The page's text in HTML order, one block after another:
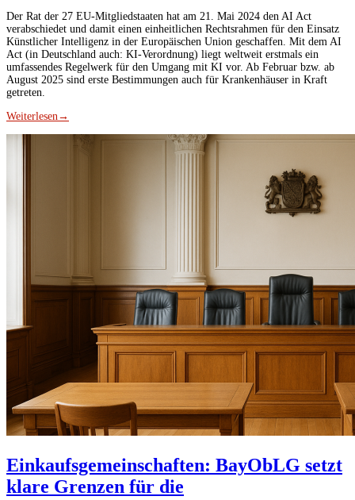
Der Rat der 27 EU-Mitgliedstaaten hat am 21. Mai 2024 den AI Act
verabschiedet und damit einen einheitlichen Rechtsrahmen für den Einsatz
Künstlicher Intelligenz in der Europäischen Union geschaffen. Mit dem AI
Act (in Deutschland auch: KI-Verordnung) liegt weltweit erstmals ein
umfassendes Regelwerk für den Umgang mit KI vor. Ab Februar bzw. ab
August 2025 sind erste Bestimmungen auch für Krankenhäuser in Kraft
getreten.
Weiterlesen→
Einkaufsgemeinschaften: BayObLG setzt
klare Grenzen für die